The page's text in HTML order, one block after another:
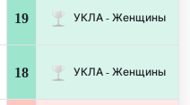
19 УКЛА - Женщины
18 УКЛА - Женщины